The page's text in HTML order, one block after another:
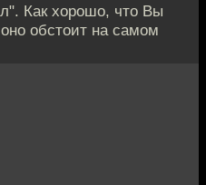
Как хорошо, что Вы
обстоит на самом